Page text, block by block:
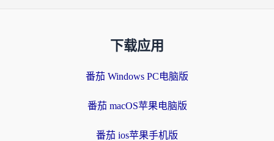
下载应用
番茄 Windows PC电脑版
番茄 macOS苹果电脑版
番茄 ios苹果手机版